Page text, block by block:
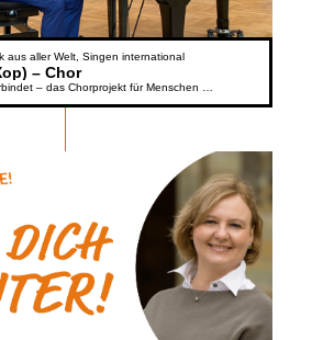
aus aller Welt Singen international
– Chor
Singen verbindet – das Chorprojekt für Menschen aus der Ukraine